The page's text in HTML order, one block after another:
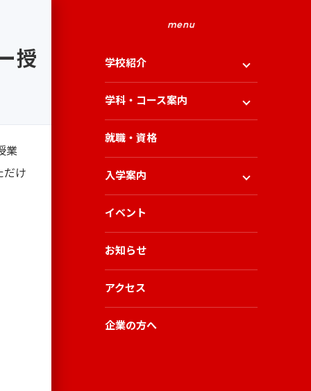
授
業
だけ
menu
学校紹介
学科・コース案内
就職・資格
入学案内
イベント
お知らせ
アクセス
企業の方へ